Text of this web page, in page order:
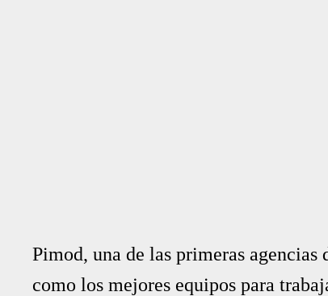
Pimod, una de las primeras
como los mejores equipos para